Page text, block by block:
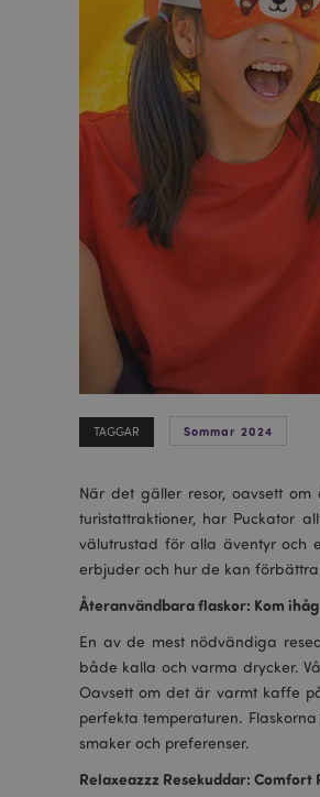
TAGGAR Sommar 2024
När det gäller resor, oavsett
turistattraktioner, har Puckator
välutrustad för alla äventyr och
erbjuder och hur de kan förbättra
Återanvändbara flaskor: Kom
En av de mest nödvändiga
både kalla och varma drycker.
Oavsett om det är varmt kaffe
perfekta temperaturen.
smaker och preferenser.
Relaxeazzz Resekuddar: Comfort